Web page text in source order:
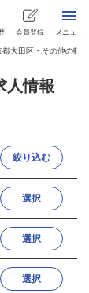
会員登録 メニュー
都大田区・その他の転
人情報
絞り込む
選択
選択
選択